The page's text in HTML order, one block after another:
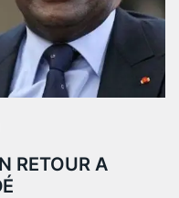
RETOUR A